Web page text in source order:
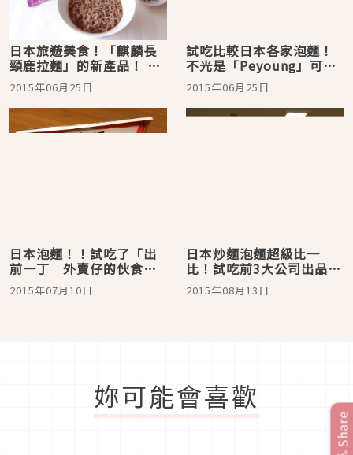
日本旅遊美食！「麒麟長
頸鹿拉麵」的新產品！ 一
碗可以滿足您的泡麵「一
口蕎麥麵」
2015年06月25日
試吃比較日本各家泡麵！
不光是「Peyoung」可
選？在日本必買的炒麵就
這家！
2015年06月25日
日本泡麵！！試吃了「出
前一丁 外賣仔的伙食炒
飯」！ 醬油味＆辣油的
風味與炒飯非常的搭☆
2015年07月10日
日本炒麵泡麵超級比一
比！試吃前3大公司出品的
炒麵泡麵評比
2015年08月13日
妳可能會喜歡
Share